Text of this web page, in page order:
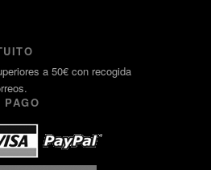
a 50€ con recogida
PAGO